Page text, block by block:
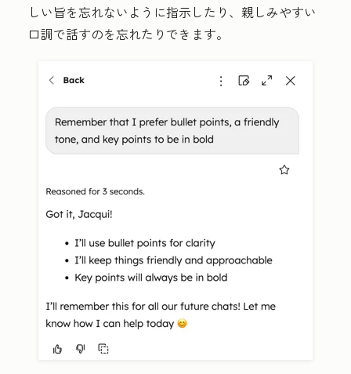
しい旨を忘れないように指示したり、親しみやすい
口調で話すのを忘れたりできます。